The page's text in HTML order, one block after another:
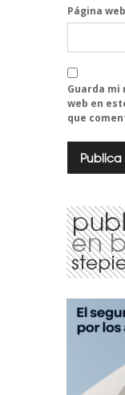
Página web
Guarda
web en
que